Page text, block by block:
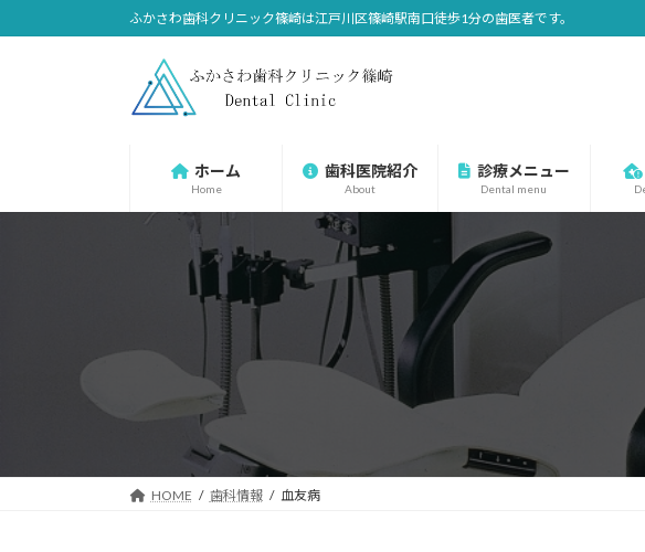
ン
ビ
ふかさわ歯科クリニック篠崎は江戸川区篠崎駅南口徒歩1分の歯医者です。
ホーム
Home
歯科医院紹介
About
診療メニュー
Dental menu
HOME 歯科情報 血友病